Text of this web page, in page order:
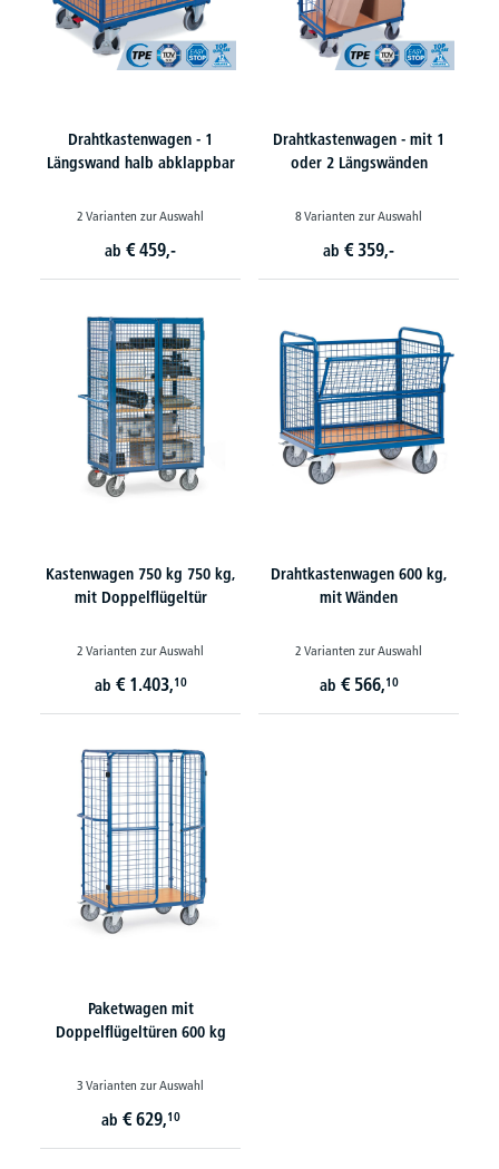
Drahtkastenwagen - 1
Längswand halb abklappbar
2 Varianten zur Auswahl
ab € 459,-
Drahtkastenwagen - mit 1
oder 2 Längswänden
8 Varianten zur Auswahl
ab € 359,-
Kastenwagen 750 kg 750 kg,
mit Doppelflügeltür
2 Varianten zur Auswahl
ab € 1.403,10
Drahtkastenwagen 600 kg,
mit Wänden
2 Varianten zur Auswahl
ab € 566,10
Paketwagen mit
Doppelflügeltüren 600 kg
3 Varianten zur Auswahl
ab € 629,10